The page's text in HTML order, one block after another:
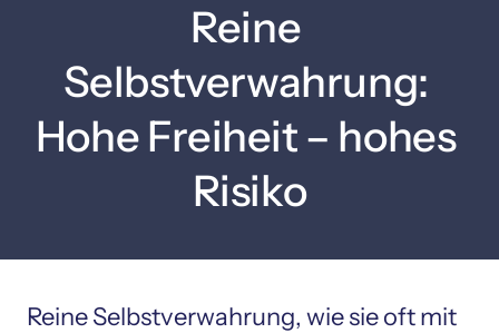
Reine
Selbstverwahrung:
Hohe Freiheit – hohes
Risiko
Reine Selbstverwahrung, wie sie oft mit